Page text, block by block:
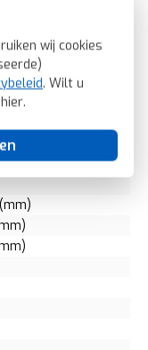
wij cookies
. Wilt u
hier.